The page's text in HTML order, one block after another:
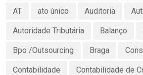
AT ato único Auditoria
Autoridade Tributária Balanço
Bpo /Outsourcing Braga
Contabilidade Contabilidade de